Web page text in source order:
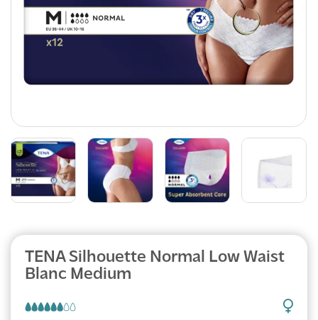
TENA Silhouette Normal Low Waist
Blanc Medium